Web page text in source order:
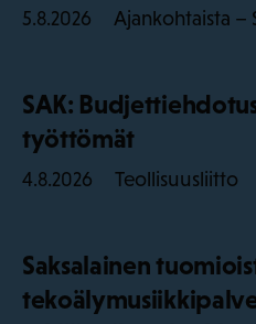
5.8.2026 Ajankohtaista –
SAK:
työttömät
4.8.2026 Teollisuusliitto
Saksalainen